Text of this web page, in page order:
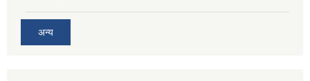
अन्य